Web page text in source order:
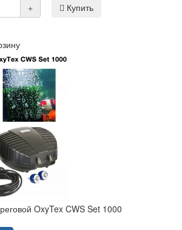
+
Купить
OxyTex CWS Set 1000